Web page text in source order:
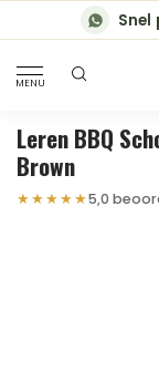
Snel
MENU
Leren BBQ
Brown
★★★★★5,0